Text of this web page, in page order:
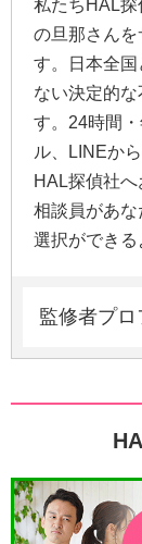
私たちHAL探
の旦那さん
す。日本全
ない決定的
す。24時間
ル、LINEか
HAL探偵社
相談員があ
選択ができる
監修者プロ